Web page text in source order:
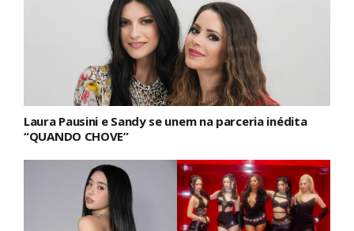
Laura Pausini e Sandy se unem na parceria inédita
“QUANDO CHOVE”